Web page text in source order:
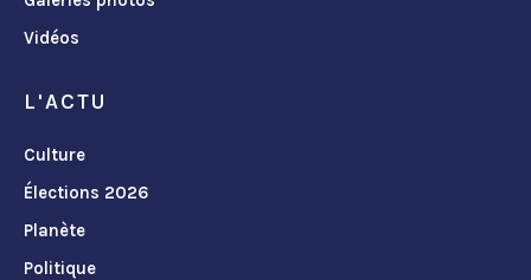
Vidéos
L'ACTU
Culture
Élections 2026
Planète
Politique